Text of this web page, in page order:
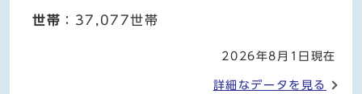
世帯 ：37,077世帯
2026年8月1日現在
詳細なデータを見る